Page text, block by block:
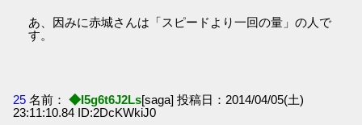
あ、因みに赤城さんは「スピードより一回の量」の人で
す。
25 名前： ◆I5g6t6J2Ls[saga] 投稿日：2014/04/05(土)
23:11:10.84 ID:2DcKWkiJ0